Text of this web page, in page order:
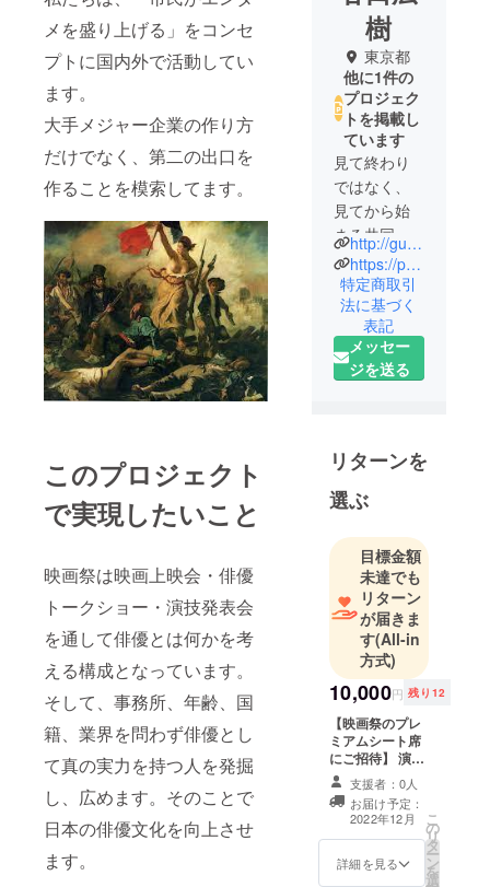
メを盛り上げる」をコンセ
プトに国内外で活動してい
ます。
大手メジャー企業の作り方
だけでなく、第二の出口を
作ることを模索してます。
このプロジェクト
で実現したいこと
映画祭は映画上映会・俳優
トークショー・演技発表会
を通して俳優とは何かを考
える構成となっています。
そして、事務所、年齢、国
籍、業界を問わず俳優とし
て真の実力を持つ人を発掘
し、広めます。そのことで
日本の俳優文化を向上させ
ます。
樹
東京都
他に1件の
プロジェク
トを掲載し
ています
見て終わり
ではなく、
見てから始
まる共同体
エンター
ティメント
を実行中！
http://gukou.jp/
https://publicarts2.com/
特定商取引
法に基づく
表記
メッセー
ジを送る
リターンを
選ぶ
目標金額
未達でも
リターン
が届きま
す(All-in
方式)
10,000円 残り12
【映画祭のプレ
ミアムシート席
にご招待】 演技
審査会、名作映
画上映、俳優
トークショーが
前列で見れま
す。
支援者：0人
お届け予定：
2022年12月
詳細を見る
こ
の
リ
タ
ー
ン
を
選